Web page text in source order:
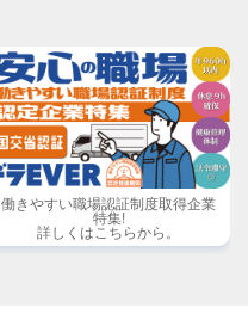
働きやすい職場認証制度取得企業
特集!
詳しくはこちらから。